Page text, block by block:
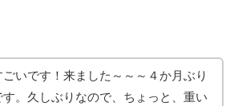
ごいです！来ました～～～４か月ぶり
。久しぶりなので、ちょっと、重い